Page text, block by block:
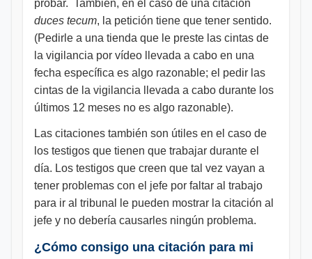
probar. También, en el caso de una citación
duces tecum, la petición tiene que tener sentido.
(Pedirle a una tienda que le preste las cintas de
la vigilancia por vídeo llevada a cabo en una
fecha específica es algo razonable; el pedir las
cintas de la vigilancia llevada a cabo durante los
últimos 12 meses no es algo razonable).
Las citaciones también son útiles en el caso de
los testigos que tienen que trabajar durante el
día. Los testigos que creen que tal vez vayan a
tener problemas con el jefe por faltar al trabajo
para ir al tribunal le pueden mostrar la citación al
jefe y no debería causarles ningún problema.
¿Cómo consigo una citación para mi